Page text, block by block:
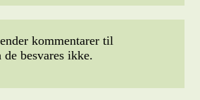
kommentarer til
besvares ikke.